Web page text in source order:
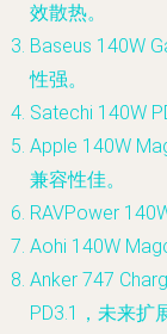
效散热。
Baseus 140W
性强。
Satechi 140W
Apple 140W
兼容性佳。
RAVPower
Aohi 140W
Anker 747
PD3.1，未来扩